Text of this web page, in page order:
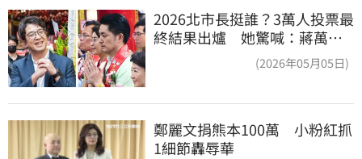
2026北市長挺誰？3萬人投票最
終結果出爐 她驚喊：蔣萬安
(2026年05月05日)
鄭麗文捐熊本100萬　小粉紅抓
1細節轟辱華